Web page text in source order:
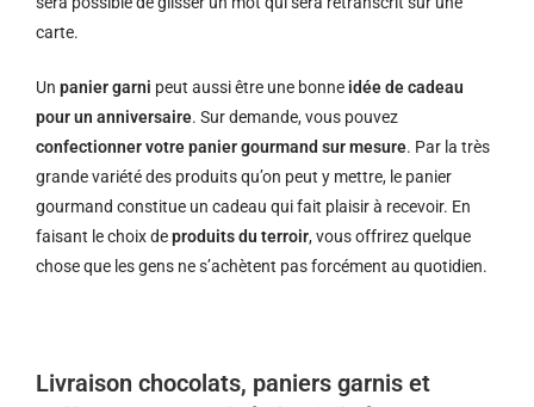
carte.
Un panier garni peut aussi être une bonne idée de cadeau
pour un anniversaire. Sur demande, vous pouvez
confectionner votre panier gourmand sur mesure. Par la très
grande variété des produits qu’on peut y mettre, le panier
gourmand constitue un cadeau qui fait plaisir à recevoir. En
faisant le choix deproduits du terroir, vous offrirez quelque
chose que les gens ne s’achètent pas forcément au quotidien.
Livraison chocolats, paniers garnis et